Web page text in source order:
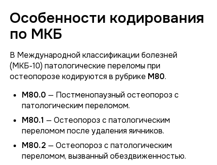
Особенности кодирования
по МКБ
В Международной классификации болезней
(МКБ-10) патологические переломы при
остеопорозе кодируются в рубрике M80.
M80.0 — Постменопаузный остеопороз с
патологическим переломом.
M80.1 — Остеопороз с патологическим
переломом после удаления яичников.
M80.2 — Остеопороз с патологическим
переломом, вызванный обездвиженностью.